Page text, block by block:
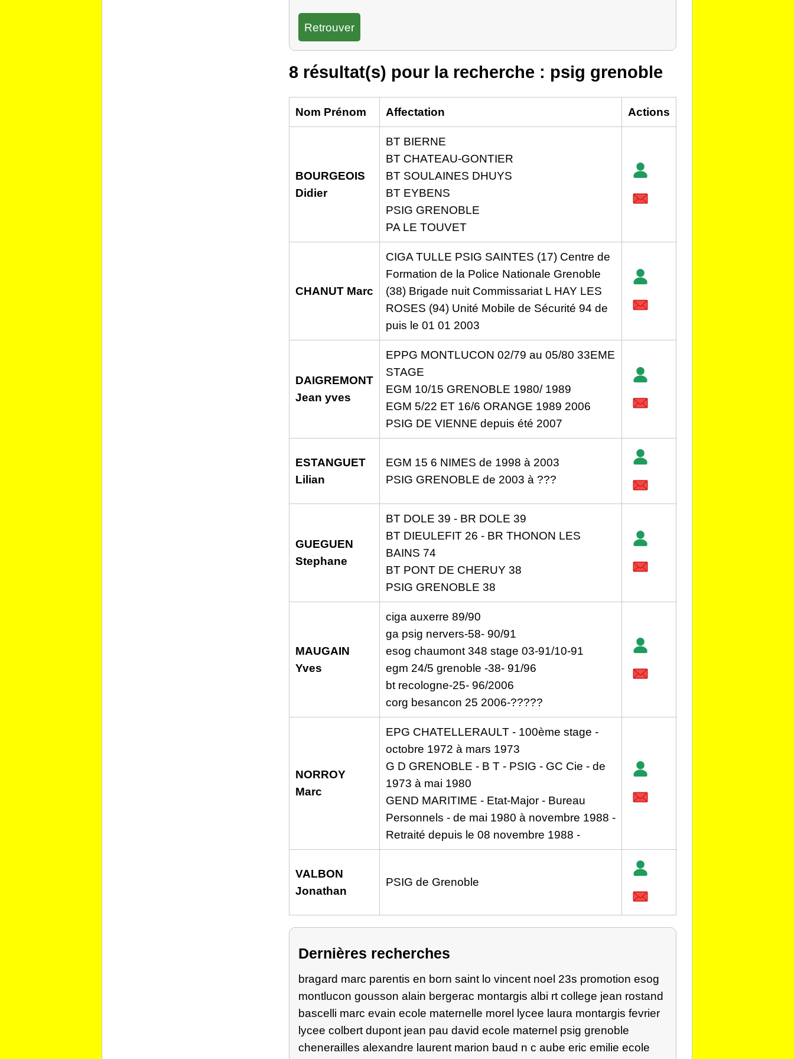
8 résultat(s) pour la recherche : psig grenoble
Nom Prénom Affectation Actions
BOURGEOIS
Didier
BT BIERNE
BT CHATEAU-GONTIER
BT SOULAINES DHUYS
BT EYBENS
PSIG GRENOBLE
PA LE TOUVET
CHANUT Marc
CIGA TULLE PSIG SAINTES (17) Centre de
Formation de la Police Nationale Grenoble
(38) Brigade nuit Commissariat L HAY LES
ROSES (94) Unité Mobile de Sécurité 94 de
puis le 01 01 2003
DAIGREMONT
Jean yves
EPPG MONTLUCON 02/79 au 05/80 33EME
STAGE
EGM 10/15 GRENOBLE 1980/ 1989
EGM 5/22 ET 16/6 ORANGE 1989 2006
PSIG DE VIENNE depuis été 2007
ESTANGUET
Lilian
EGM 15 6 NIMES de 1998 à 2003
PSIG GRENOBLE de 2003 à ???
GUEGUEN
Stephane
BT DOLE 39 - BR DOLE 39
BT DIEULEFIT 26 - BR THONON LES
BAINS 74
BT PONT DE CHERUY 38
PSIG GRENOBLE 38
MAUGAIN
Yves
ciga auxerre 89/90
ga psig nervers-58- 90/91
esog chaumont 348 stage 03-91/10-91
egm 24/5 grenoble -38- 91/96
bt recologne-25- 96/2006
corg besancon 25 2006-?????
NORROY
Marc
EPG CHATELLERAULT - 100ème stage -
octobre 1972 à mars 1973
G D GRENOBLE - B T - PSIG - GC Cie - de
1973 à mai 1980
GEND MARITIME - Etat-Major - Bureau
Personnels - de mai 1980 à novembre 1988 -
Retraité depuis le 08 novembre 1988 -
VALBON
Jonathan
PSIG de Grenoble
Dernières recherches
bragard marc parentis en born saint lo vincent noel 23s promotion esog
montlucon gousson alain bergerac montargis albi rt college jean rostand
bascelli marc evain ecole maternelle morel lycee laura montargis fevrier
lycee colbert dupont jean pau david ecole maternel psig grenoble
chenerailles alexandre laurent marion baud n c aube eric emilie ecole